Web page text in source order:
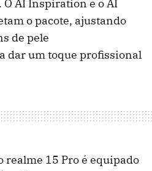
AI Inspiration e o AI
o pacote, ajustando
de pele
dar um toque profissional
realme 15 Pro é equipado